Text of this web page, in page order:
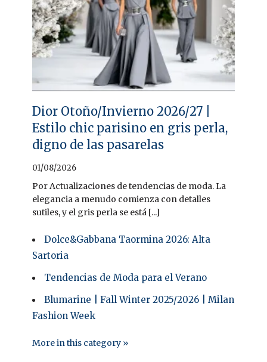
Dior Otoño/Invierno 2026/27 |
Estilo chic parisino en gris perla,
digno de las pasarelas
01/08/2026
Por Actualizaciones de tendencias de moda. La
elegancia a menudo comienza con detalles
sutiles, y el gris perla se está [...]
Dolce&Gabbana Taormina 2026: Alta
Sartoria
Tendencias de Moda para el Verano
Blumarine | Fall Winter 2025/2026 | Milan
Fashion Week
More in this category »